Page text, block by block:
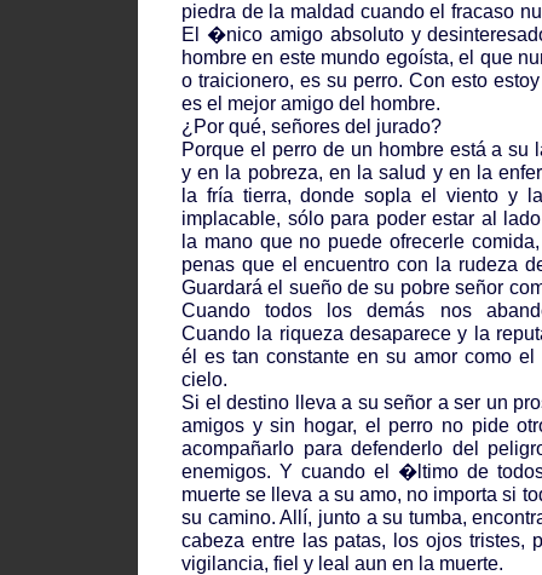
piedra de la maldad cuando el fracaso
El �nico amigo absoluto y
hombre en este mundo egoísta, el que
o traicionero, es su perro. Con esto
es el mejor amigo del hombre.
¿Por qué, señores del jurado?
Porque el perro de un hombre está a su
y en la pobreza, en la salud y en la
la fría tierra, donde sopla el viento y
implacable, sólo para poder estar al
la mano que no puede ofrecerle
penas que el encuentro con la rudeza
Guardará el sueño de su pobre señor
Cuando todos los demás nos
Cuando la riqueza desaparece y la
él es tan constante en su amor como
cielo.
Si el destino lleva a su señor a ser un
amigos y sin hogar, el perro no pide
acompañarlo para defenderlo del
enemigos. Y cuando el �ltimo de
muerte se lleva a su amo, no importa si
su camino. Allí, junto a su tumba,
cabeza entre las patas, los ojos tristes,
vigilancia, fiel y leal aun en la muerte.